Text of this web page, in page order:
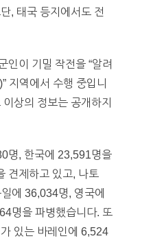
, 태국 등지에서도 전
인이 기밀 작전을 “알려
지역에서 수행 중입니
상의 정보는 공개하지
명, 한국에 23,591명을
견제하고 있고, 나토
에 36,034명, 영국에
명을 파병했습니다. 또
있는 바레인에 6,524